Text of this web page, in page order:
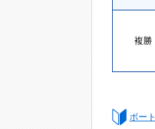
複勝
ボー